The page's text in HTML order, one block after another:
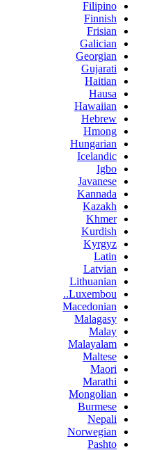
Filipino
Finnish
Frisian
Galician
Georgian
Gujarati
Haitian
Hausa
Hawaiian
Hebrew
Hmong
Hungarian
Icelandic
Igbo
Javanese
Kannada
Kazakh
Khmer
Kurdish
Kyrgyz
Latin
Latvian
Lithuanian
Luxembou..
Macedonian
Malagasy
Malay
Malayalam
Maltese
Maori
Marathi
Mongolian
Burmese
Nepali
Norwegian
Pashto